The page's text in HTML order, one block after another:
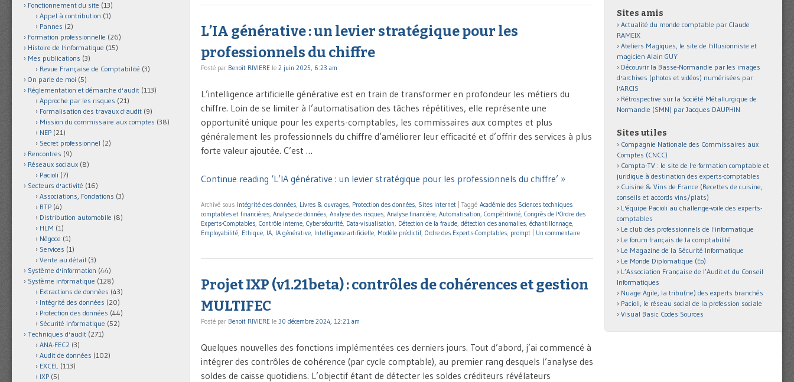
L’IA générative : un levier stratégique pour les
professionnels du chiffre
Posté par Benoît RIVIERE le 2 juin 2025, 6:23 am
L’intelligence artificielle générative est en train de transformer en profondeur les métiers du
chiffre. Loin de se limiter à l’automatisation des tâches répétitives, elle représente une
opportunité unique pour les experts-comptables, les commissaires aux comptes et plus
généralement les professionnels du chiffre d’améliorer leur efficacité et d’offrir des services à plus
forte valeur ajoutée. C’est …
Continue reading ‘L’IA générative : un levier stratégique pour les professionnels du chiffre’ »
Archivé sous Intégrité des données, Livres & ouvrages, Protection des données, Sites internet Taggé Académie des Sciences techniques
comptables et financières, Analyse de données, Analyse des risques, Analyse financière, Automatisation, Compétitivité, Congrès de l'Ordre des
Experts-Comptables, Contrôle interne, Cybersécurité, Data-visualisation, Détection de la fraude, détection des anomalies, échantillonnage,
Employabilité, Ethique, IA, IA générative, Intelligence artificielle, Modèle prédictif, Ordre des Experts-Comptables, prompt Un commentaire
Projet IXP (v1.21beta) : contrôles de cohérences et gestion
MULTIFEC
Posté par Benoît RIVIERE le 30 décembre 2024, 12:21 am
Quelques nouvelles des fonctions implémentées ces derniers jours. Tout d’abord, j’ai commencé à
intégrer des contrôles de cohérence (par cycle comptable), au premier rang desquels l’analyse des
soldes de caisse quotidiens. L’objectif étant de détecter les soldes créditeurs révélateurs
Fonctionnement du site (13)
Appel à contribution (1)
Pannes (2)
Formation professionnelle (26)
Histoire de l'informatique (15)
Mes publications (3)
Revue Française de Comptabilité (3)
On parle de moi (5)
Réglementation et démarche d'audit (113)
Approche par les risques (21)
Formalisation des travaux d'audit (9)
Mission du commissaire aux comptes (38)
NEP (21)
Secret professionnel (2)
Rencontres (9)
Réseaux sociaux (8)
Pacioli (7)
Secteurs d'activité (16)
Associations, Fondations (3)
BTP (4)
Distribution automobile (8)
HLM (1)
Négoce (1)
Services (1)
Vente au détail (3)
Système d'information (44)
Système informatique (128)
Extractions de données (43)
Intégrité des données (20)
Protection des données (44)
Sécurité informatique (52)
Techniques d'audit (271)
ANA-FEC2 (3)
Audit de données (102)
EXCEL (113)
IXP (5)
Sites amis
Actualité du monde comptable par Claude
RAMEIX
Ateliers Magiques, le site de l'illusionniste et
magicien Alain GUY
Découvrir la Basse-Normandie par les images
d'archives (photos et vidéos) numérisées par
l'ARCIS
Rétrospective sur la Société Métallurgique de
Normandie (SMN) par Jacques DAUPHIN
Sites utiles
Compagnie Nationale des Commissaires aux
Comptes (CNCC)
Compta-TV : le site de l'e-formation comptable et
juridique à destination des experts-comptables
Cuisine & Vins de France (Recettes de cuisine,
conseils et accords vins/plats)
L'équipe Pacioli au challenge-voile des experts-
comptables
Le club des professionnels de l'informatique
Le forum français de la comptabilité
Le Magazine de la Sécurité Informatique
Le Monde Diplomatique (Eo)
L’Association Française de l’Audit et du Conseil
Informatiques
Nuage Agile, la tribu(ne) des experts branchés
Pacioli, le réseau social de la profession sociale
Visual Basic Codes Sources